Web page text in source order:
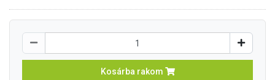
Kosárba rakom